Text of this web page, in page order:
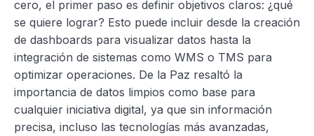
cero, el primer paso es definir objetivos claros: ¿qué
se quiere lograr? Esto puede incluir desde la creación
de dashboards para visualizar datos hasta la
integración de sistemas como WMS o TMS para
optimizar operaciones. De la Paz resaltó la
importancia de datos limpios como base para
cualquier iniciativa digital, ya que sin información
precisa, incluso las tecnologías más avanzadas,